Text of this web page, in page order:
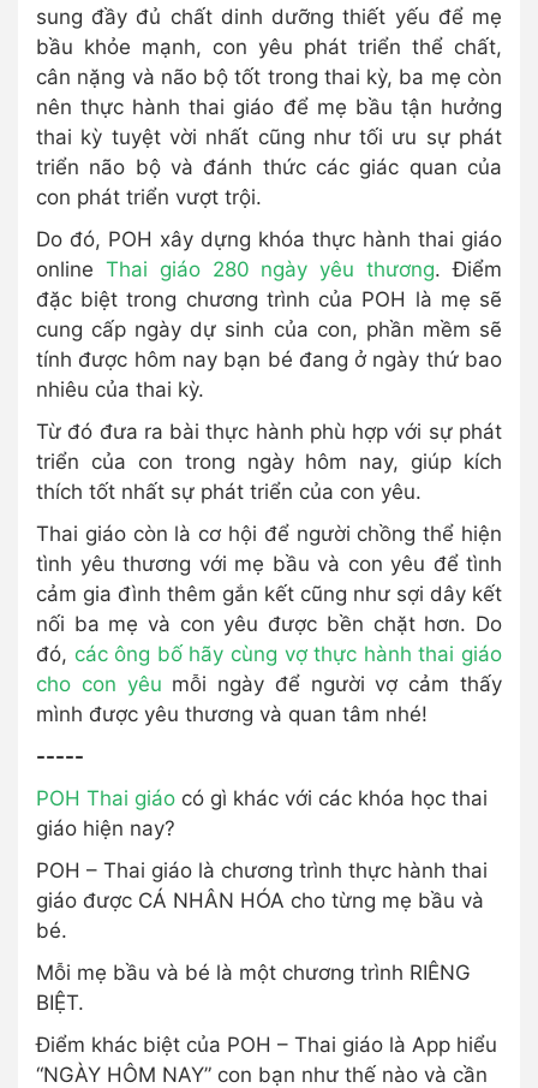
sung đầy đủ chất dinh dưỡng thiết yếu để mẹ
bầu khỏe mạnh, con yêu phát triển thể chất,
cân nặng và não bộ tốt trong thai kỳ, ba mẹ còn
nên thực hành thai giáo để mẹ bầu tận hưởng
thai kỳ tuyệt vời nhất cũng như tối ưu sự phát
triển não bộ và đánh thức các giác quan của
con phát triển vượt trội.
Do đó, POH xây dựng khóa thực hành thai giáo
online Thai giáo 280 ngày yêu thương. Điểm
đặc biệt trong chương trình của POH là mẹ sẽ
cung cấp ngày dự sinh của con, phần mềm sẽ
tính được hôm nay bạn bé đang ở ngày thứ bao
nhiêu của thai kỳ.
Từ đó đưa ra bài thực hành phù hợp với sự phát
triển của con trong ngày hôm nay, giúp kích
thích tốt nhất sự phát triển của con yêu.
Thai giáo còn là cơ hội để người chồng thể hiện
tình yêu thương với mẹ bầu và con yêu để tình
cảm gia đình thêm gắn kết cũng như sợi dây kết
nối ba mẹ và con yêu được bền chặt hơn. Do
đó, các ông bố hãy cùng vợ thực hành thai giáo
cho con yêu mỗi ngày để người vợ cảm thấy
mình được yêu thương và quan tâm nhé!
-----
POH Thai giáo có gì khác với các khóa học thai
giáo hiện nay?
POH – Thai giáo là chương trình thực hành thai
giáo được CÁ NHÂN HÓA cho từng mẹ bầu và
bé.
Mỗi mẹ bầu và bé là một chương trình RIÊNG
BIỆT.
Điểm khác biệt của POH – Thai giáo là App hiểu
“NGÀY HÔM NAY” con bạn như thế nào và cần